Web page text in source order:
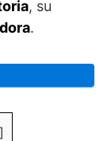
, su
.
]